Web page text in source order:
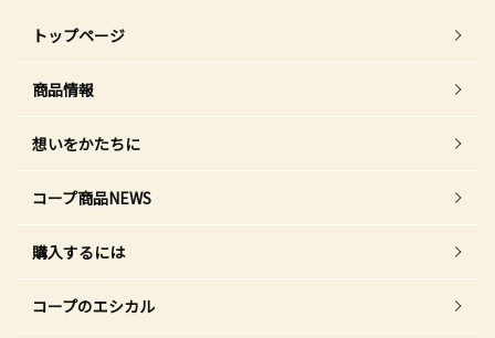
トップページ
商品情報
想いをかたちに
コープ商品NEWS
購入するには
コープのエシカル